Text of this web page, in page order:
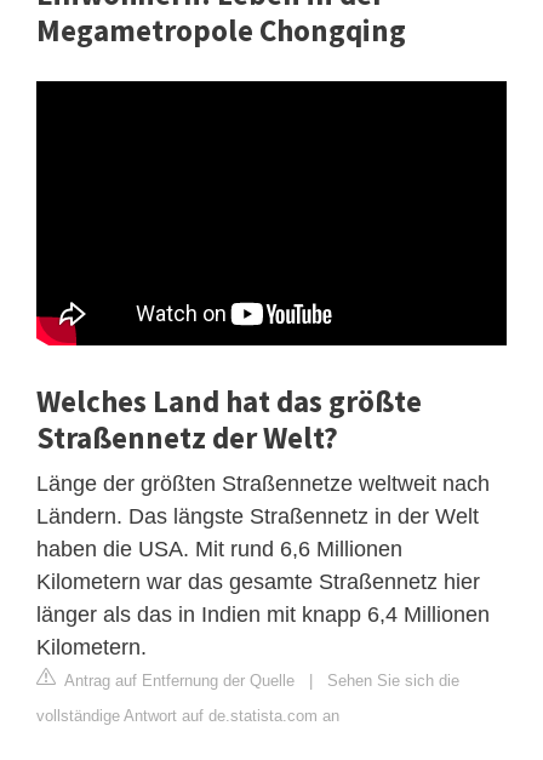
Megametropole Chongqing
Welches Land hat das größte
Straßennetz der Welt?
Länge der größten Straßennetze weltweit nach
Ländern. Das längste Straßennetz in der Welt
haben die USA. Mit rund 6,6 Millionen
Kilometern war das gesamte Straßennetz hier
länger als das in Indien mit knapp 6,4 Millionen
Kilometern.
Antrag auf Entfernung der Quelle | Sehen Sie sich die
vollständige Antwort auf de.statista.com an